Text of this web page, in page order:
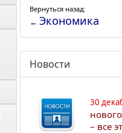
Вернуться назад:
← Экономика
Новости
30
– все